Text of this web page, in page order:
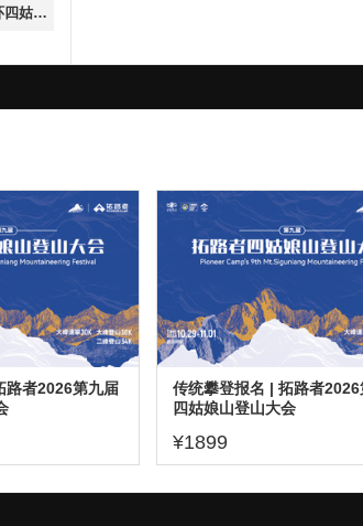
【报名】2026凯乐石环四姑娘山超级越野跑
路者2026第九届
传统攀登报名 | 拓路者
四姑娘山登山大会
¥1899